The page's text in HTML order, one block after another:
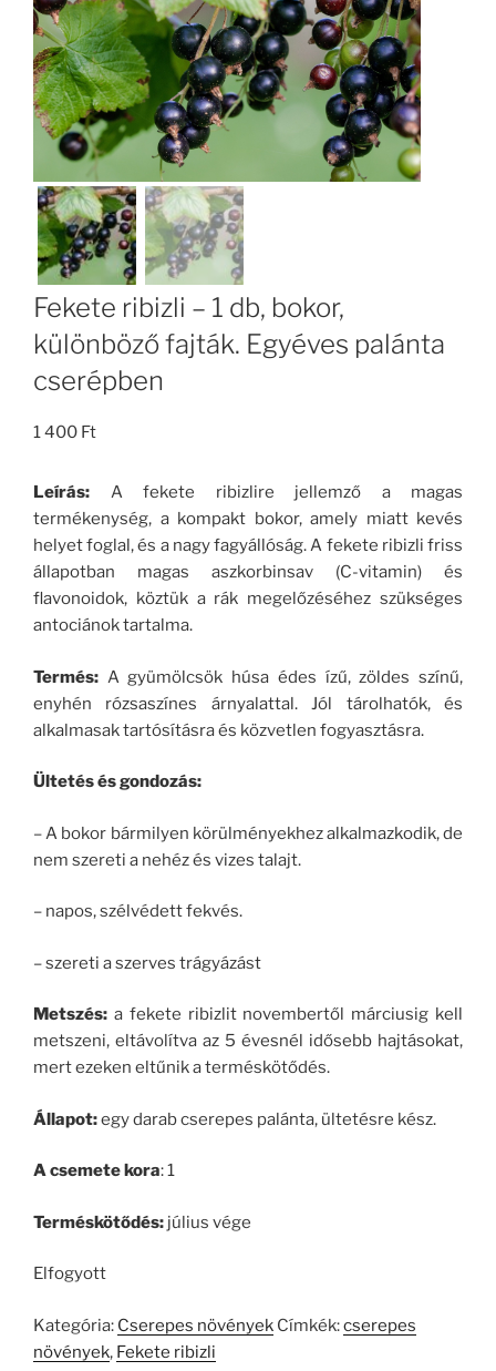
Fekete ribizli – 1 db, bokor,
különböző fajták. Egyéves palánta
cserépben
1 400 Ft
Leírás: A fekete ribizlire jellemző a magas
termékenység, a kompakt bokor, amely miatt kevés
helyet foglal, és a nagy fagyállóság. A fekete ribizli friss
állapotban magas aszkorbinsav (C-vitamin) és
flavonoidok, köztük a rák megelőzéséhez szükséges
antociánok tartalma.
Termés: A gyümölcsök húsa édes ízű, zöldes színű,
enyhén rózsaszínes árnyalattal. Jól tárolhatók, és
alkalmasak tartósításra és közvetlen fogyasztásra.
Ültetés és gondozás:
– A bokor bármilyen körülményekhez alkalmazkodik, de
nem szereti a nehéz és vizes talajt.
– napos, szélvédett fekvés.
– szereti a szerves trágyázást
Metszés: a fekete ribizlit novembertől márciusig kell
metszeni, eltávolítva az 5 évesnél idősebb hajtásokat,
mert ezeken eltűnik a terméskötődés.
Állapot:egy darab cserepes palánta, ültetésre kész.
A csemete kora: 1
Terméskötődés: július vége
Elfogyott
Kategória: Cserepes növények Címkék:cserepes
növények, Fekete ribizli